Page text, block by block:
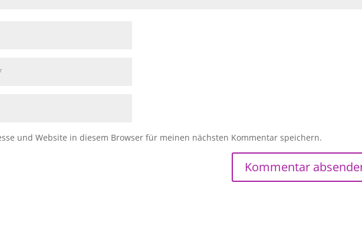
und Website in diesem Browser für meinen nächsten Kommentar speichern.